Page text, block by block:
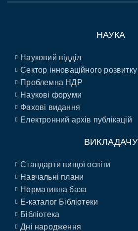
НАУКА
Науковий відділ
Сектор інноваційного розвитку
Проблемна НДР
Наукові форуми
Фахові видання
Електронний архів публікацій
ВИКЛАДАЧУ
Стандарти вищої освіти
Навчальні плани
Нормативна база
E-каталог Бібліотеки
Бібліотека
Дні народження